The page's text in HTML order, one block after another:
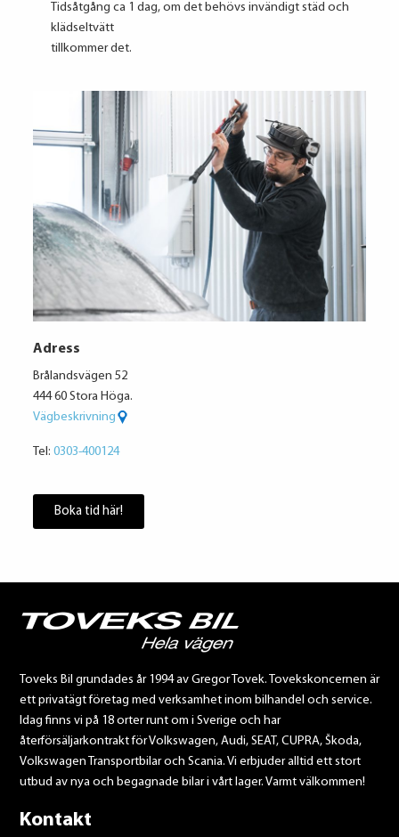
Tidsåtgång ca 1 dag, om det behövs invändigt städ och
klädseltvätt
tillkommer det.
Adress
Brålandsvägen 52
444 60 Stora Höga.
Vägbeskrivning
Tel: 0303-400124
Boka tid här!
Toveks Bil grundades år 1994 av Gregor Tovek. Tovekskoncernen är
ett privatägt företag med verksamhet inom bilhandel och service.
Idag finns vi på 18 orter runt om i Sverige och har
återförsäljarkontrakt för Volkswagen, Audi, SEAT, CUPRA, Škoda,
Volkswagen Transportbilar och Scania. Vi erbjuder alltid ett stort
utbud av nya och begagnade bilar i vårt lager. Varmt välkommen!
Kontakt